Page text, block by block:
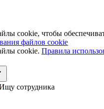
cookie, чтобы
файлов cookie
cookie. Правила
сотрудника